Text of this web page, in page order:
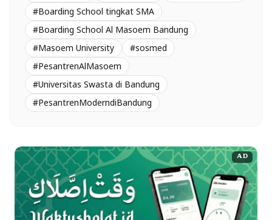
#Boarding School tingkat SMA
#Boarding School Al Masoem Bandung
#Masoem University
#sosmed
#PesantrenAlMasoem
#Universitas Swasta di Bandung
#PesantrenModerndiBandung
AD